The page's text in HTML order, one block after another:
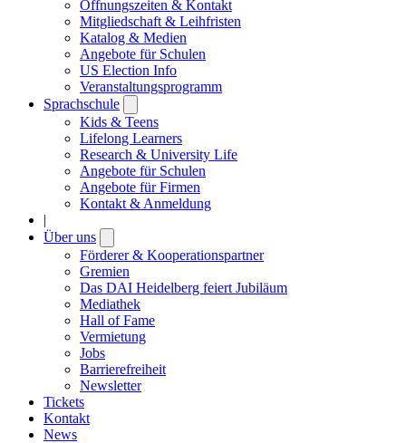
Öffnungszeiten & Kontakt
Mitgliedschaft & Leihfristen
Katalog & Medien
Angebote für Schulen
US Election Info
Veranstaltungsprogramm
Sprachschule
submenu
Kids & Teens
Lifelong Learners
Research & University Life
Angebote für Schulen
Angebote für Firmen
Kontakt & Anmeldung
|
Über uns
submenu
Förderer & Kooperationspartner
Gremien
Das DAI Heidelberg feiert Jubiläum
Mediathek
Hall of Fame
Vermietung
Jobs
Barrierefreiheit
Newsletter
Tickets
Kontakt
News